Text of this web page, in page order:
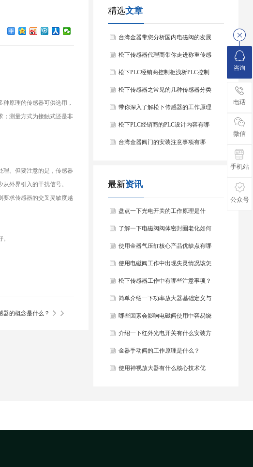
原理的传感器可供选用，
；测量方式为接触式还是非
理。但要注意的是，传感器
外界引入的干扰信号。
要求传感器的交叉灵敏度越
器的概念是什么？
精选文章
台湾金器带您分析国内电磁阀的发展
情况
松下传感器代理商带你走进称重传感
器
松下PLC经销商控制柜浅析PLC控制
器的基本结构
松下传感器之常见的几种传感器分类
以及他们的特点
带你深入了解松下传感器的工作原理
以及分类
松下PLC经销商的PLC设计内容有哪
些？
台湾金器阀门的安装注意事项有哪
最新资讯
盘点一下光电开关的工作原理是什
么？
了解一下电磁阀阀体密封圈老化如何
处理？
使用金器气压缸核心产品优缺点有哪
些？
使用电磁阀工作中出现失灵情况该怎
么办？
松下传感器工作中有哪些注意事项？
简单介绍一下功率放大器基础定义与
结构组成？
哪些因素会影响电磁阀使用中容易烧
毁？
介绍一下红外光电开关有什么安装方
法？
金器手动阀的工作原理是什么？
使用神视放大器有什么核心技术优
咨询
电话
微信
手机站
公众号